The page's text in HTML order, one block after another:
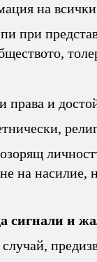
на
при
права и
на
сигнали и